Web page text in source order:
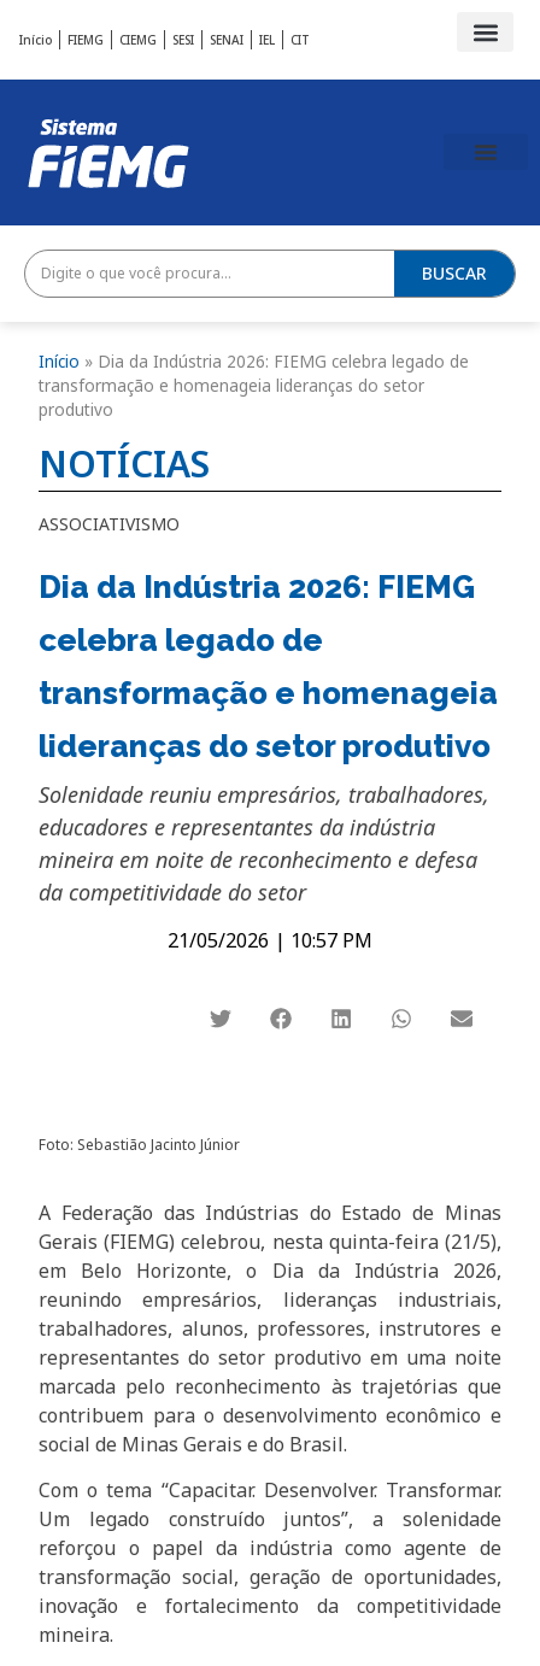
Início FIEMG CIEMG SESI SENAI IEL CIT
BUSCAR
Início » Dia da Indústria 2026: FIEMG celebra legado de
transformação e homenageia lideranças do setor
produtivo
NOTÍCIAS
ASSOCIATIVISMO
Dia da Indústria 2026: FIEMG
celebra legado de
transformação e homenageia
lideranças do setor produtivo
Solenidade reuniu empresários, trabalhadores,
educadores e representantes da indústria
mineira em noite de reconhecimento e defesa
da competitividade do setor
21/05/2026 | 10:57 PM
Foto: Sebastião Jacinto Júnior
A Federação das Indústrias do Estado de Minas
Gerais (FIEMG) celebrou, nesta quinta-feira (21/5),
em Belo Horizonte, o Dia da Indústria 2026,
reunindo empresários, lideranças industriais,
trabalhadores, alunos, professores, instrutores e
representantes do setor produtivo em uma noite
marcada pelo reconhecimento às trajetórias que
contribuem para o desenvolvimento econômico e
social de Minas Gerais e do Brasil.
Com o tema “Capacitar. Desenvolver. Transformar.
Um legado construído juntos”, a solenidade
reforçou o papel da indústria como agente de
transformação social, geração de oportunidades,
inovação e fortalecimento da competitividade
mineira.